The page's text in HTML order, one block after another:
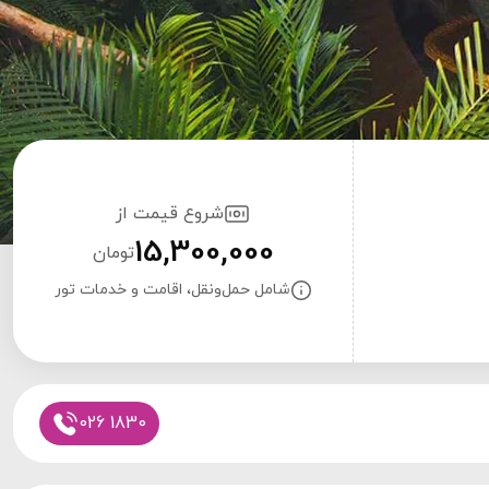
شروع قیمت از
15,300,000تومان
شامل حمل‌ونقل، اقامت و خدمات تور
026 1830